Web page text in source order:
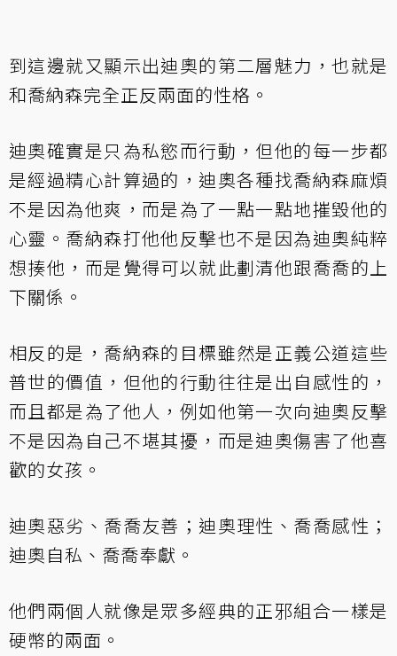
到這邊就又顯示出迪奧的第二層魅力，也就是
和喬納森完全正反兩面的性格。
迪奧確實是只為私慾而行動，但他的每一步都
是經過精心計算過的，迪奧各種找喬納森麻煩
不是因為他爽，而是為了一點一點地摧毀他的
心靈。喬納森打他他反擊也不是因為迪奧純粹
想揍他，而是覺得可以就此劃清他跟喬喬的上
下關係。
相反的是，喬納森的目標雖然是正義公道這些
普世的價值，但他的行動往往是出自感性的，
而且都是為了他人，例如他第一次向迪奧反擊
不是因為自己不堪其擾，而是迪奧傷害了他喜
歡的女孩。
迪奧惡劣、喬喬友善；迪奧理性、喬喬感性；
迪奧自私、喬喬奉獻。
他們兩個人就像是眾多經典的正邪組合一樣是
硬幣的兩面。